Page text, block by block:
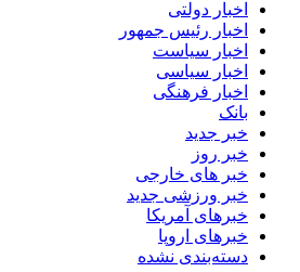
اخبار دولتی
اخبار رئیس جمهور
اخبار سیاست
اخبار سیاسی
اخبار فرهنگی
بانک
خبر جدید
خبر روز
خبر های خارجی
خبر ورزشی جدید
خبرهای آمریکا
خبرهای اروپا
دسته‌بندی نشده